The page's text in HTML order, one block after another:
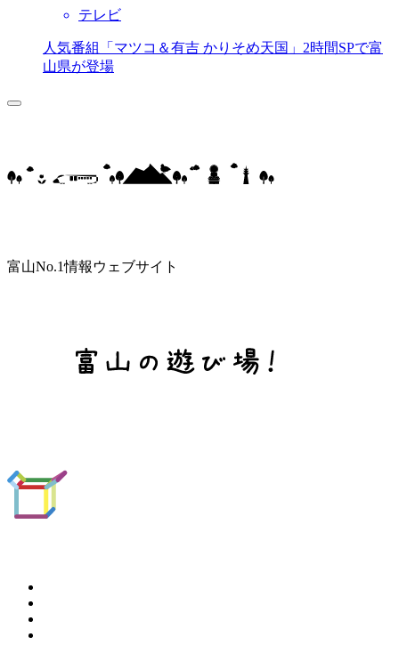
テレビ
人気番組「マツコ＆有吉 かりそめ天国」2時間SPで富
山県が登場
富山No.1情報ウェブサイト